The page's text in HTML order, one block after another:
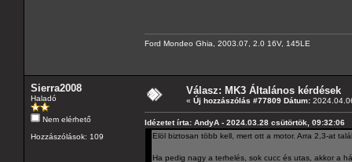
Ford Mondeo Ghia, 2003.07, 2.0 16V, 145LE
Sierra2008
Haladó
Nem elérhető
Hozzászólások: 109
Válasz: MK3 Általános kérdések
« Új hozzászólás #77809 Dátum:
Idézetet írta: AndyA - 2024.03.28 csütörtök, 09:32:06
Elöl biztosan több kell, mert ott a motor. Arra 2,3-at
Ha pedig nagy a terhelés, sok cucc és utas, akkor a